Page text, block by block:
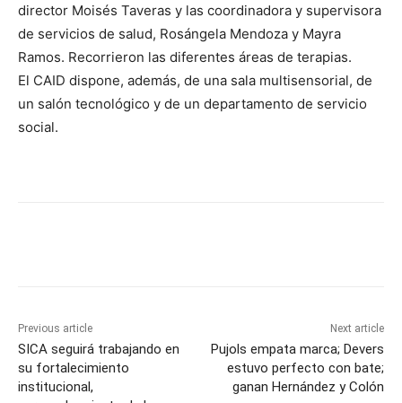
director Moisés Taveras y las coordinadora y supervisora
de servicios de salud, Rosángela Mendoza y Mayra
Ramos. Recorrieron las diferentes áreas de terapias.
El CAID dispone, además, de una sala multisensorial, de
un salón tecnológico y de un departamento de servicio
social.
Previous article
SICA seguirá trabajando en
su fortalecimiento
institucional,
Next article
Pujols empata marca; Devers
estuvo perfecto con bate;
ganan Hernández y Colón